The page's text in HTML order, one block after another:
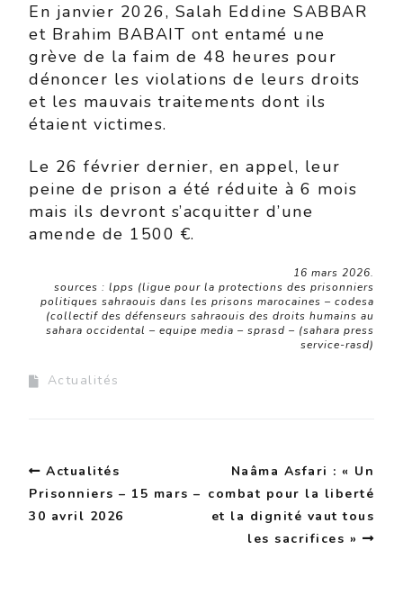
En janvier 2026, Salah Eddine SABBAR
et Brahim BABAIT ont entamé une
grève de la faim de 48 heures pour
dénoncer les violations de leurs droits
et les mauvais traitements dont ils
étaient victimes.
Le 26 février dernier, en appel, leur
peine de prison a été réduite à 6 mois
mais ils devront s’acquitter d’une
amende de 1500 €.
16 mars 2026.
sources : lpps (ligue pour la protections des prisonniers
politiques sahraouis dans les prisons marocaines – codesa
(collectif des défenseurs sahraouis des droits humains au
sahara occidental – equipe media – sprasd – (sahara press
service-rasd)
Actualités
Actualités
Prisonniers – 15 mars –
30 avril 2026
Naâma Asfari : « Un
combat pour la liberté
et la dignité vaut tous
les sacrifices »